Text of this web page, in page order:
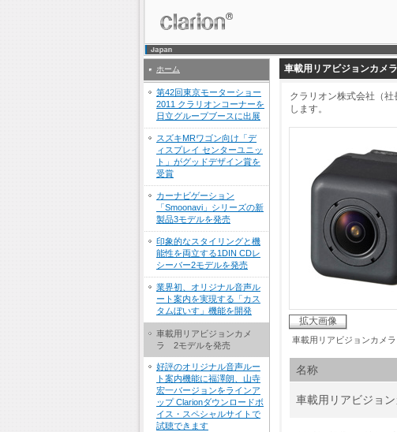
ホーム
第42回東京モーターショー
2011 クラリオンコーナーを
日立グループブースに出展
スズキMRワゴン向け「デ
ィスプレイ センターユニッ
ト」がグッドデザイン賞を
受賞
カーナビゲーション
「Smoonavi」シリーズの新
製品3モデルを発売
印象的なスタイリングと機
能性を両立する1DIN CDレ
シーバー2モデルを発売
業界初、オリジナル音声ル
ート案内を実現する「カス
タムぼいす」機能を開発
車載用リアビジョンカメ
ラ 2モデルを発売
好評のオリジナル音声ルー
ト案内機能に福澤朗、山寺
宏一バージョンをラインア
ップ Clarionダウンロードボ
イス・スペシャルサイトで
試聴できます
車載用リアビジョンカメ
クラリオン株式会社（
します。
拡大画像
車載用リアビジョンカメラ
名称
車載用リアビジョン